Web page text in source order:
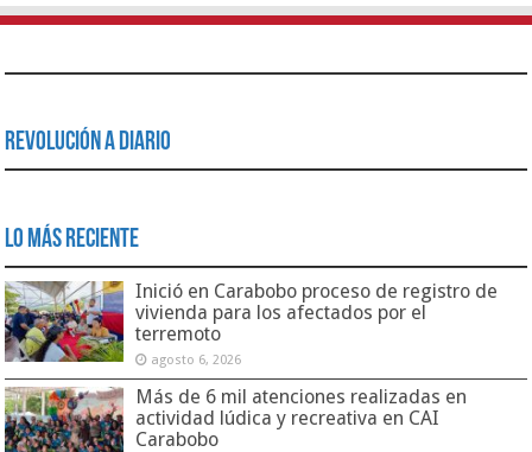
Revolución a Diario
Lo Más Reciente
Inició en Carabobo proceso de registro de
vivienda para los afectados por el
terremoto
agosto 6, 2026
Más de 6 mil atenciones realizadas en
actividad lúdica y recreativa en CAI
Carabobo